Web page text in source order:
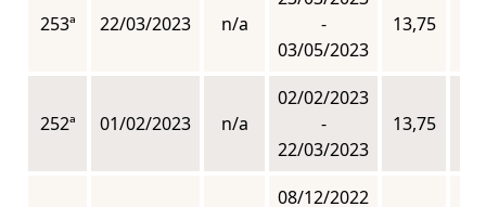
253ª 22/03/2023 n/a
-
03/05/2023
13,75
252ª 01/02/2023 n/a
02/02/2023
-
22/03/2023
13,75
08/12/2022